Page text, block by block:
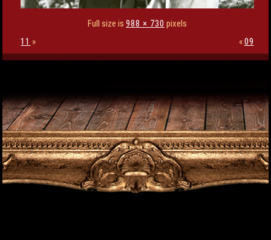
Full size is 988 × 730 pixels
11 » «09